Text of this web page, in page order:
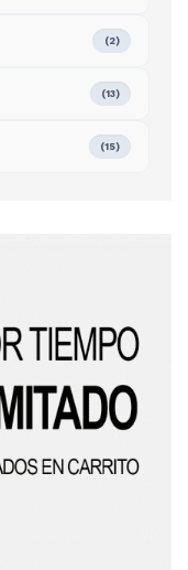
(2)
(13)
(15)